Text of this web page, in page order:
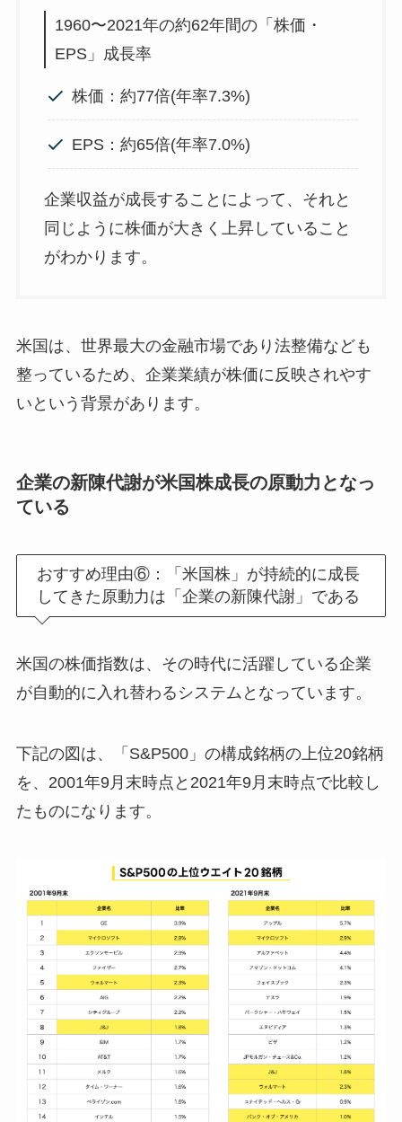
1960〜2021年の約62年間の「株価・
EPS」成長率
株価：約77倍(年率7.3%)
EPS：約65倍(年率7.0%)
企業収益が成長することによって、それと
同じように株価が大きく上昇していること
がわかります。
米国は、世界最大の金融市場であり法整備なども
整っているため、企業業績が株価に反映されやす
いという背景があります。
企業の新陳代謝が米国株成長の原動力となっ
ている
おすすめ理由⑥：「米国株」が持続的に成長
してきた原動力は「企業の新陳代謝」である
米国の株価指数は、その時代に活躍している企業
が自動的に入れ替わるシステムとなっています。
下記の図は、「S&P500」の構成銘柄の上位20銘柄
を、2001年9月末時点と2021年9月末時点で比較し
たものになります。